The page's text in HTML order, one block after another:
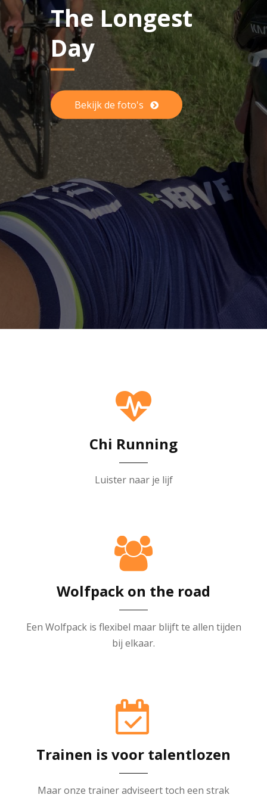
The Longest
Day
Bekijk de foto's
Chi Running
Luister naar je lijf
Wolfpack on the road
Een Wolfpack is flexibel maar blijft te allen tijden
bij elkaar.
Trainen is voor talentlozen
Maar onze trainer adviseert toch een strak